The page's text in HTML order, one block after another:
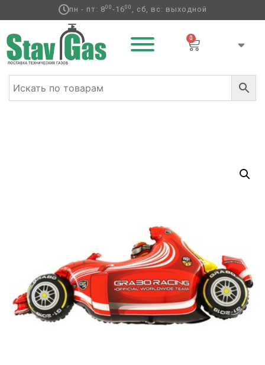
пн - пт: 800-1600 , сб, вс: выходной
0